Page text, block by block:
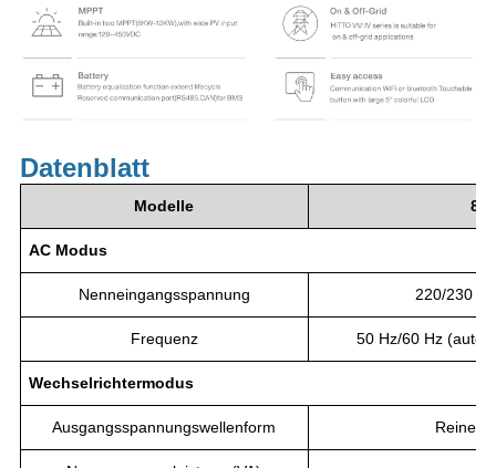
Datenblatt
Modelle
AC Modus
Nenneingangsspannung 220/230
Frequenz 50 Hz/60 Hz
Wechselrichtermodus
Ausgangsspannungswellenform Reine